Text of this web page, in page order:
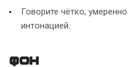
Говорите чётко,
интонацией.
Фон